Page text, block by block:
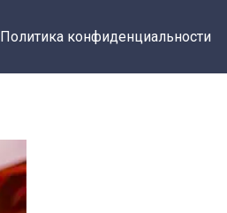
Политика конфиденциальности